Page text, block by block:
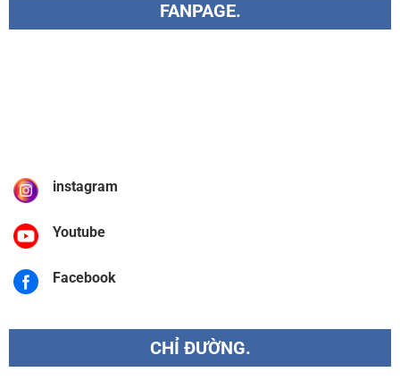
FANPAGE.
instagram
Youtube
Facebook
CHỈ ĐƯỜNG.